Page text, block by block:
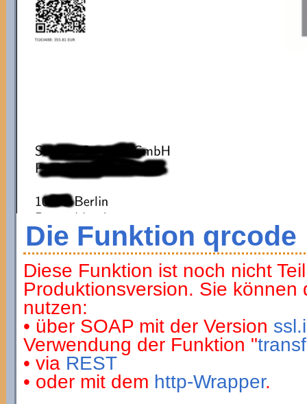
Die Funktion qrcode
Diese Funktion ist noch nicht
Produktionsversion. Sie
nutzen:
• über SOAP mit der Version
Verwendung der Funktion "
• via REST
• oder mit dem http-Wrapper.